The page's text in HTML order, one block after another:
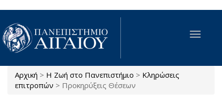
Παράκαμψη προς το κυρίως περιεχόμενο
Toggle
Είστε εδώ
Αρχική > Η Ζωή στο Πανεπιστήμιο > Κληρώσεις
επιτροπών > Προκηρύξεις Θέσεων